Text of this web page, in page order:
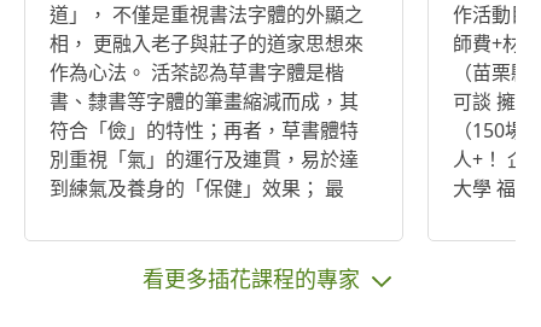
道」， 不僅是重視書法字體的外顯之
相， 更融入老子與莊子的道家思想來
作為心法。 活茶認為草書字體是楷
書、隸書等字體的筆畫縮減而成，其
符合「儉」的特性；再者，草書體特
別重視「氣」的運行及連貫，易於達
到練氣及養身的「保健」效果； 最
控，能表現出莊重與寧靜的氣息， 這
使得草書字體充分反映出「寒」的特
作活動目
師費+材
（苗栗
可談 擁
（150場
人+！ 企業教學活動經驗🔽 國立臺北
大學 福
永智顧問
看更多插花課程的專家